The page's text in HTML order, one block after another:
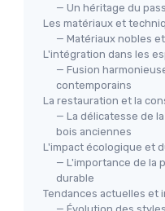
— Un héritage du
Les matériaux et
— Matériaux nobles
L'intégration dans les
— Fusion
contemporains
La restauration et la
— La délicatesse de
bois anciennes
L'impact écologique et
— L'importance de la
durable
Tendances actuelles et